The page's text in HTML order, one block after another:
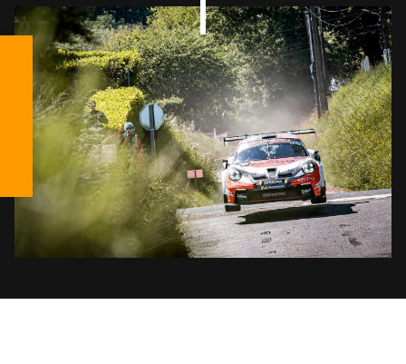
ES6
ANTHONY COSSON / KÉVIN
MILLET